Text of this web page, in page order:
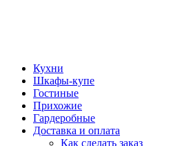
Кухни
Шкафы-купе
Гостиные
Прихожие
Гардеробные
Доставка и оплата
Как сделать заказ